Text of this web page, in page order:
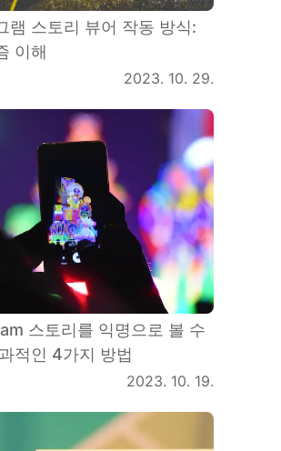
램 스토리 뷰어 작동 방식:
이해
2023. 10. 29.
스토리를 익명으로 볼 수
적인 4가지 방법
2023. 10. 19.